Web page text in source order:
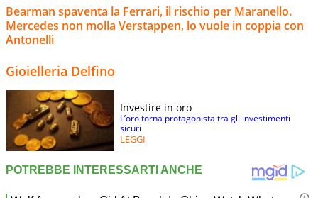
Bearman spaventa la Ferrari, il rischio per Maranello.
Mercedes non molla Verstappen, lo vuole in coppia con
Antonelli
Gioielleria Delfino
Investire in oro
L’oro torna protagonista tra gli investimenti
sicuri
LEGGI